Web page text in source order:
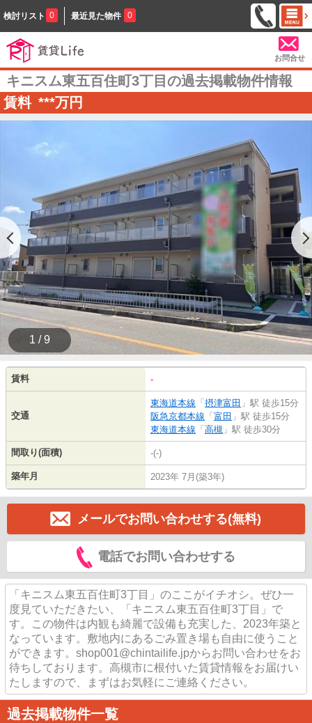
検討リスト 0 最近見た物件 0
お問合せ
キニスム東五百住町3丁目の過去掲載物件情報
賃料 ***万円
1 / 9
賃料 -
交通
東海道本線 「 摂津富田 」駅 徒歩15分
阪急京都本線 「 富田 」駅 徒歩15分
東海道本線 「 高槻 」駅 徒歩30分
間取り(面積) -(-)
築年月 2023年 7月(築3年)
メールでお問い合わせする(無料)
電話でお問い合わせする
「キニスム東五百住町3丁目」のここがイチオシ。ぜひ一
度見ていただきたい、「キニスム東五百住町3丁目」で
す。この物件は内観も綺麗で設備も充実した、2023年築と
なっています。敷地内にあるごみ置き場も自由に使うこと
ができます。shop001@chintailife.jpからお問い合わせをお
待ちしております。高槻市に根付いた賃貸情報をお届けい
たしますので、まずはお気軽にご連絡ください。
過去掲載物件一覧